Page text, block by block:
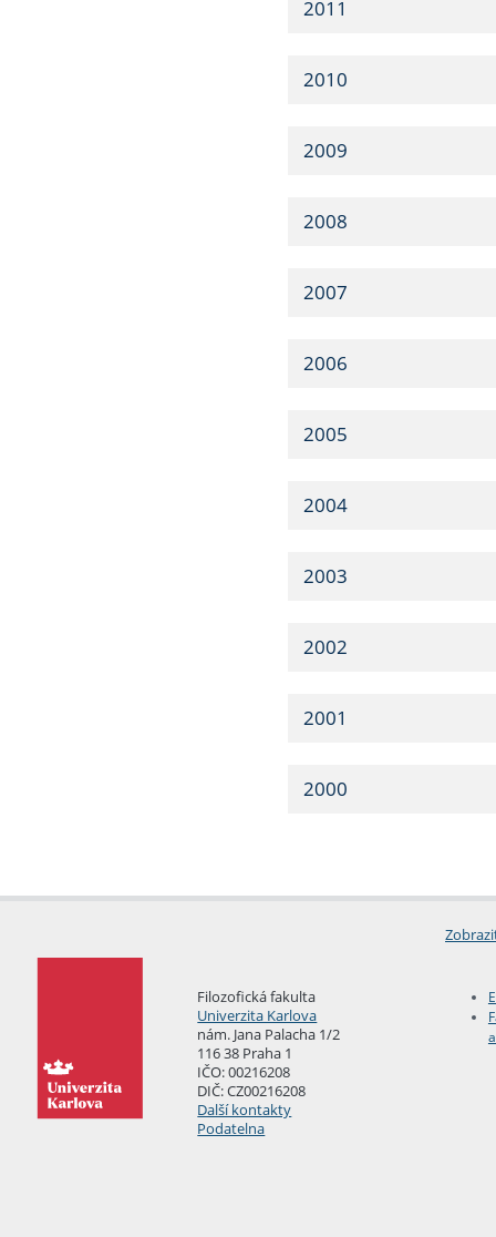
2011
2010
2009
2008
2007
2006
2005
2004
2003
2002
2001
2000
Filozofická fakulta
Univerzita Karlova
nám. Jana Palacha 1/2
116 38 Praha 1
IČO: 00216208
DIČ: CZ00216208
Další kontakty
Podatelna